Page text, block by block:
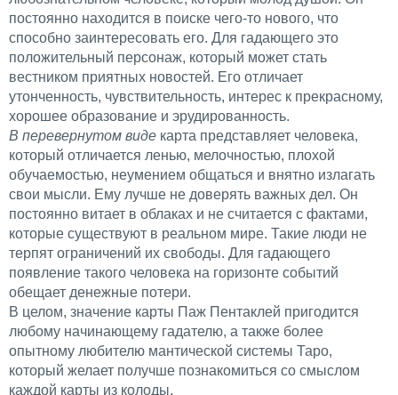
постоянно находится в поиске чего-то нового, что
способно заинтересовать его. Для гадающего это
положительный персонаж, который может стать
вестником приятных новостей. Его отличает
утонченность, чувствительность, интерес к прекрасному,
хорошее образование и эрудированность.
В перевернутом виде карта представляет человека,
который отличается ленью, мелочностью, плохой
обучаемостью, неумением общаться и внятно излагать
свои мысли. Ему лучше не доверять важных дел. Он
постоянно витает в облаках и не считается с фактами,
которые существуют в реальном мире. Такие люди не
терпят ограничений их свободы. Для гадающего
появление такого человека на горизонте событий
обещает денежные потери.
В целом, значение карты Паж Пентаклей пригодится
любому начинающему гадателю, а также более
опытному любителю мантической системы Таро,
который желает получше познакомиться со смыслом
каждой карты из колоды.